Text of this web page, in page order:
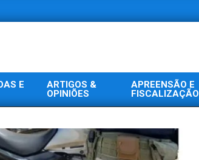
E
ARTIGOS &
OPINIÕES
APREENSÃO E
FISCALIZAÇÃO